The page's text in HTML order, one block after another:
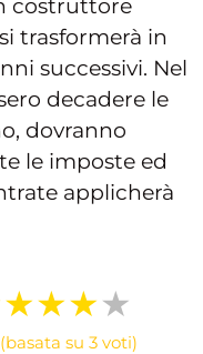
costruttore
trasformerà in
successivi. Nel
decadere le
dovranno
le imposte ed
applicherà
(basata su 3 voti)